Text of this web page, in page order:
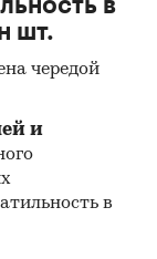
в
шт.
чередой
и
в